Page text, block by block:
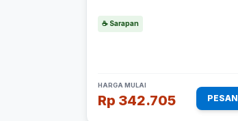
☕ Sarapan
HARGA MULAI
Rp 342.705 PESAN